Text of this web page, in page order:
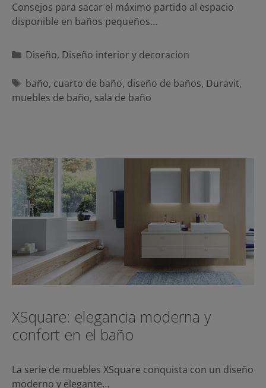
Consejos para sacar el máximo partido al espacio
disponible en baños pequeños…
Categorías
Diseño, Diseño interior y decoracion
Etiquetas
baño, cuarto de baño, diseño de baños, Duravit,
muebles de baño, sala de baño
XSquare: elegancia moderna y
confort en el baño
La serie de muebles XSquare conquista con un diseño
moderno y elegante…